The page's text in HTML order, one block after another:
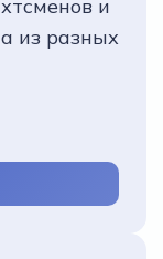
и
из разных